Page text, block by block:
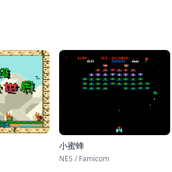
小蜜蜂
NES / Famicom